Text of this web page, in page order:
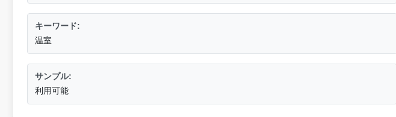
キーワード:
温室
サンプル:
利用可能